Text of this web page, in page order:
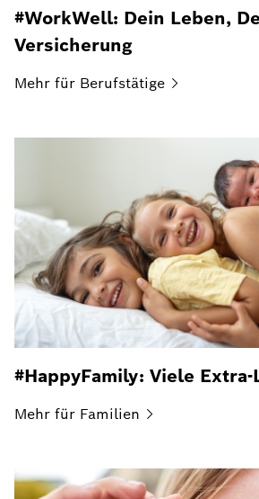
#WorkWell: Dein Leben,
Versicherung
Mehr für Berufstätige
#HappyFamily: Viele
Mehr für Familien